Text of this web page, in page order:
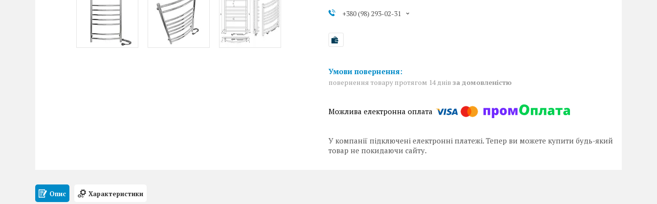
+380 (98) 293-02-31
повернення товару протягом 14 днів за домовленістю
У компанії підключені електронні платежі. Тепер ви можете купити будь-який
товар не покидаючи сайту.
Опис Характеристики